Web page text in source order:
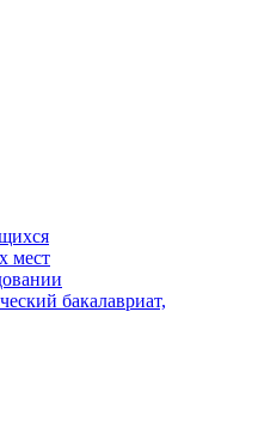
мест
бакалавриат,